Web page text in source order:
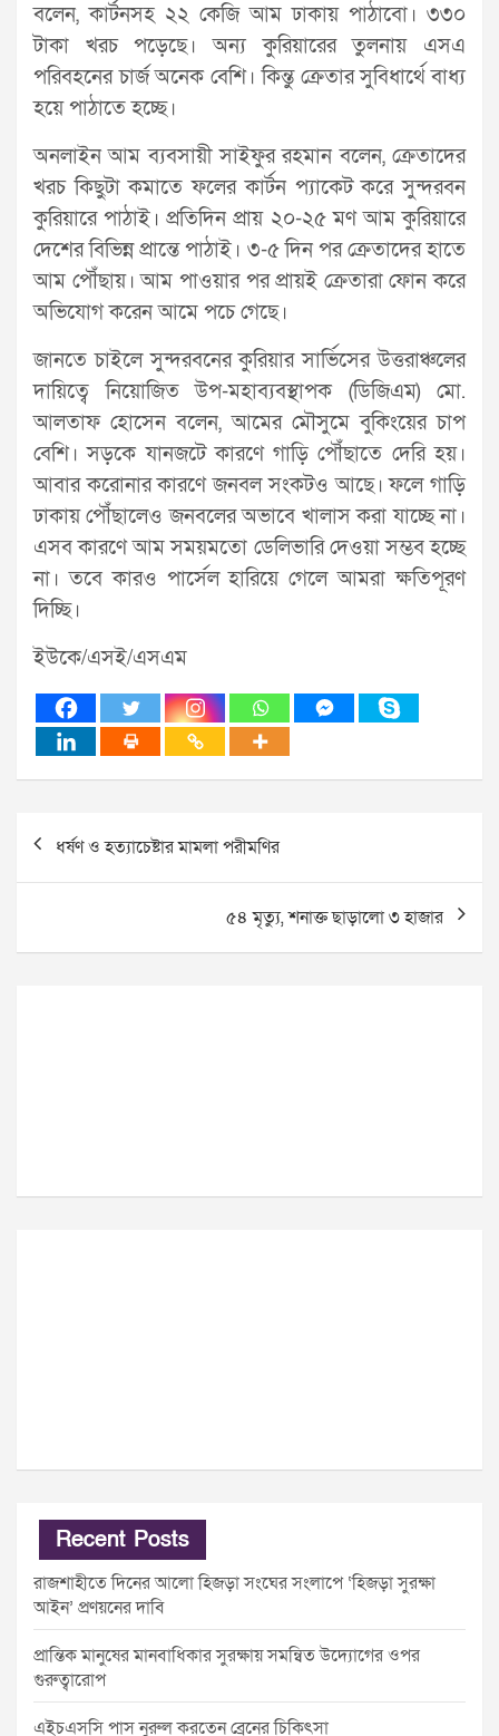
বলেন, কার্টনসহ ২২ কেজি আম ঢাকায় পাঠাবো। ৩৩০
টাকা খরচ পড়েছে। অন্য কুরিয়ারের তুলনায় এসএ
পরিবহনের চার্জ অনেক বেশি। কিন্তু ক্রেতার সুবিধার্থে বাধ্য
হয়ে পাঠাতে হচ্ছে।
অনলাইন আম ব্যবসায়ী সাইফুর রহমান বলেন, ক্রেতাদের
খরচ কিছুটা কমাতে ফলের কার্টন প্যাকেট করে সুন্দরবন
কুরিয়ারে পাঠাই। প্রতিদিন প্রায় ২০-২৫ মণ আম কুরিয়ারে
দেশের বিভিন্ন প্রান্তে পাঠাই। ৩-৫ দিন পর ক্রেতাদের হাতে
আম পৌঁছায়। আম পাওয়ার পর প্রায়ই ক্রেতারা ফোন করে
অভিযোগ করেন আমে পচে গেছে।
জানতে চাইলে সুন্দরবনের কুরিয়ার সার্ভিসের উত্তরাঞ্চলের
দায়িত্বে নিয়োজিত উপ-মহাব্যবস্থাপক (ডিজিএম) মো.
আলতাফ হোসেন বলেন, আমের মৌসুমে বুকিংয়ের চাপ
বেশি। সড়কে যানজটে কারণে গাড়ি পৌঁছাতে দেরি হয়।
আবার করোনার কারণে জনবল সংকটও আছে। ফলে গাড়ি
ঢাকায় পৌঁছালেও জনবলের অভাবে খালাস করা যাচ্ছে না।
এসব কারণে আম সময়মতো ডেলিভারি দেওয়া সম্ভব হচ্ছে
না। তবে কারও পার্সেল হারিয়ে গেলে আমরা ক্ষতিপূরণ
দিচ্ছি।
ইউকে/এসই/এসএম
Post
navigation
ধর্ষণ ও হত্যাচেষ্টার মামলা পরীমণির
৫৪ মৃত্যু, শনাক্ত ছাড়ালো ৩ হাজার
Recent Posts
রাজশাহীতে দিনের আলো হিজড়া সংঘের সংলাপে ‘হিজড়া সুরক্ষা
আইন’ প্রণয়নের দাবি
প্রান্তিক মানুষের মানবাধিকার সুরক্ষায় সমন্বিত উদ্যোগের ওপর
গুরুত্বারোপ
এইচএসসি পাস নুরুল করতেন ব্রেনের চিকিৎসা